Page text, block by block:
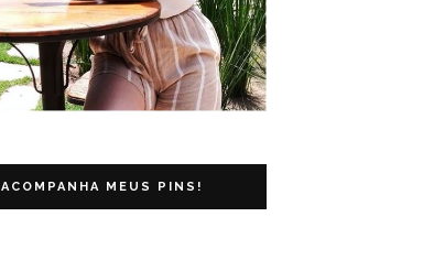
ACOMPANHA MEUS PINS!